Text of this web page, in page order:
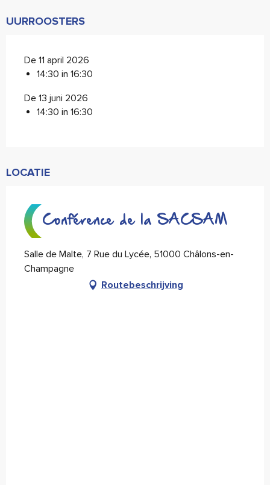
UURROOSTERS
De 11 april 2026
14:30 in 16:30
De 13 juni 2026
14:30 in 16:30
LOCATIE
Conférence de la SACSAM
Salle de Malte, 7 Rue du Lycée, 51000 Châlons-en-
Champagne
Routebeschrijving